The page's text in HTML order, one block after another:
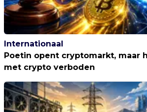
Internationaal
Poetin opent cryptomarkt, maar
met crypto verboden